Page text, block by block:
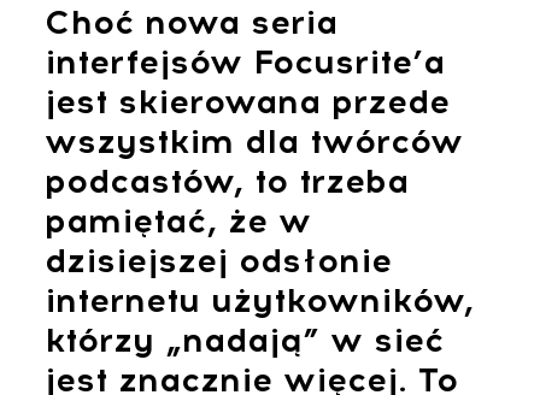
Choć nowa seria
interfejsów Focusrite’a
jest skierowana przede
wszystkim dla twórców
podcastów, to trzeba
pamiętać, że w
dzisiejszej odsłonie
internetu użytkowników,
którzy „nadają” w sieć
jest znacznie więcej. To